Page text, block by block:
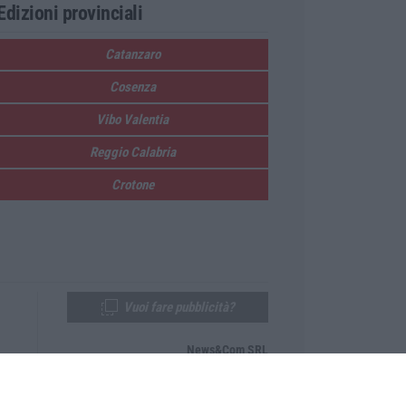
provinciali
Catanzaro
Cosenza
Vibo Valentia
Reggio Calabria
Crotone
News&Com SRL